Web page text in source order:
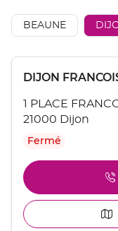
de
vente
AÉSIO
BEAUNE
sur
touche
ENTRÉE
obtenir
plus
amples
informations
[ECHAP
pour
Point
vente
:
DIJON
1 PLACE
21000 Dijon
Fermé